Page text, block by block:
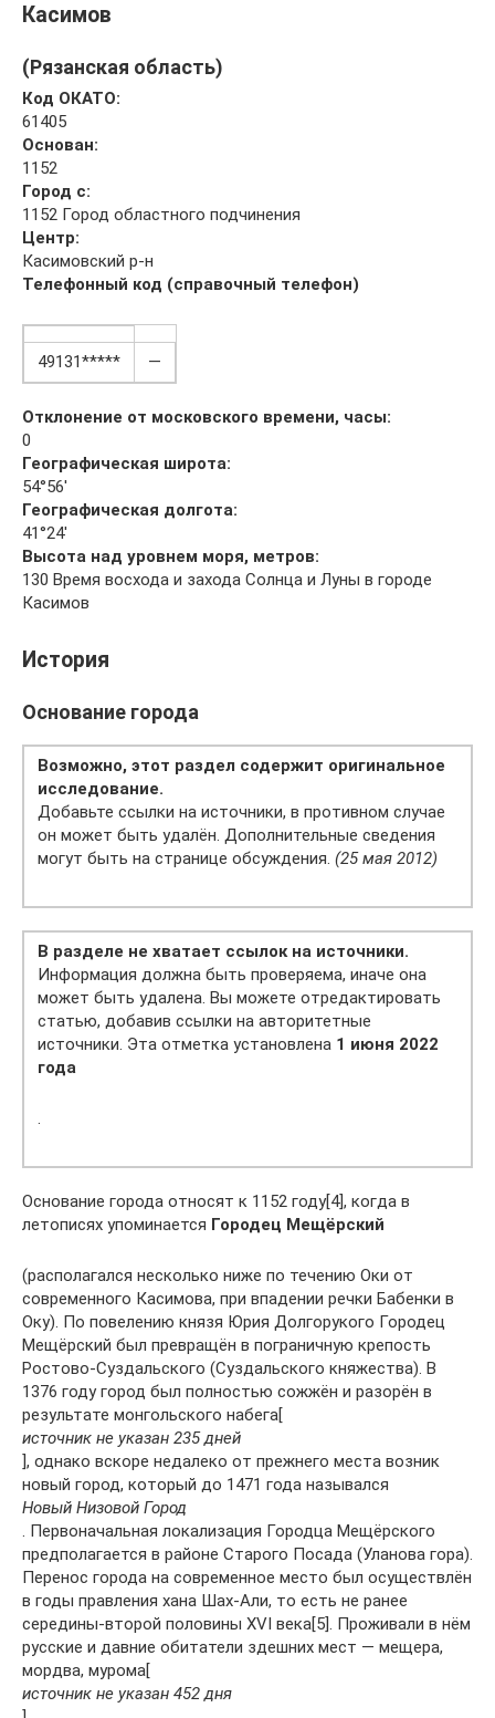
Касимов
(Рязанская область)
Код ОКАТО:
61405
Основан:
1152
Город с:
1152 Город областного подчинения
Центр:
Касимовский р-н
Телефонный код (справочный телефон)
49131***** —
Отклонение от московского времени, часы:
0
Географическая широта:
54°56′
Географическая долгота:
41°24′
Высота над уровнем моря, метров:
130 Время восхода и захода Солнца и Луны в городе
Касимов
История
Основание города
Возможно, этот раздел содержит оригинальное
исследование.
Добавьте ссылки на источники, в противном случае
он может быть удалён. Дополнительные сведения
могут быть на странице обсуждения. (25 мая 2012)
В разделе не хватает ссылок на источники.
Информация должна быть проверяема, иначе она
может быть удалена. Вы можете отредактировать
статью, добавив ссылки на авторитетные
источники. Эта отметка установлена 1 июня 2022
года
Основание города относят к 1152 году[4], когда в
летописях упоминается Городец Мещёрский
(располагался несколько ниже по течению Оки от
современного Касимова, при впадении речки Бабенки в
Оку). По повелению князя Юрия Долгорукого Городец
Мещёрский был превращён в пограничную крепость
Ростово-Суздальского (Суздальского княжества). В
1376 году город был полностью сожжён и разорён в
результате монгольского набега[
источник не указан 235 дней
], однако вскоре недалеко от прежнего места возник
новый город, который до 1471 года назывался
Новый Низовой Город
. Первоначальная локализация Городца Мещёрского
предполагается в районе Старого Посада (Уланова гора).
Перенос города на современное место был осуществлён
в годы правления хана Шах-Али, то есть не ранее
середины-второй половины XVI века[5]. Проживали в нём
русские и давние обитатели здешних мест — мещера,
мордва, мурома[
источник не указан 452 дня